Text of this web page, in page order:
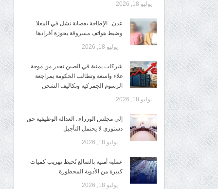
يوليو 18, 2026
عدن.. الإطاحة بعصابة نشل في المعلا
وضبط هواتف مسروقة بحوزة أفرادها
يوليو 18, 2026
شركات يمنية في الصين تحذر من موجة
غلاء واسعة وتطالب الحكومة بمراجعة
الرسوم الجمركية وتكاليف الشحن
يوليو 18, 2026
إلى مجلس الوزراء.. العدالة الوظيفية حق
دستوري لا يحتمل التأجيل
يوليو 18, 2026
عملية أمنية بالضالع تُحبط تهريب كميات
كبيرة من الأدوية المحظورة
يوليو 18, 2026